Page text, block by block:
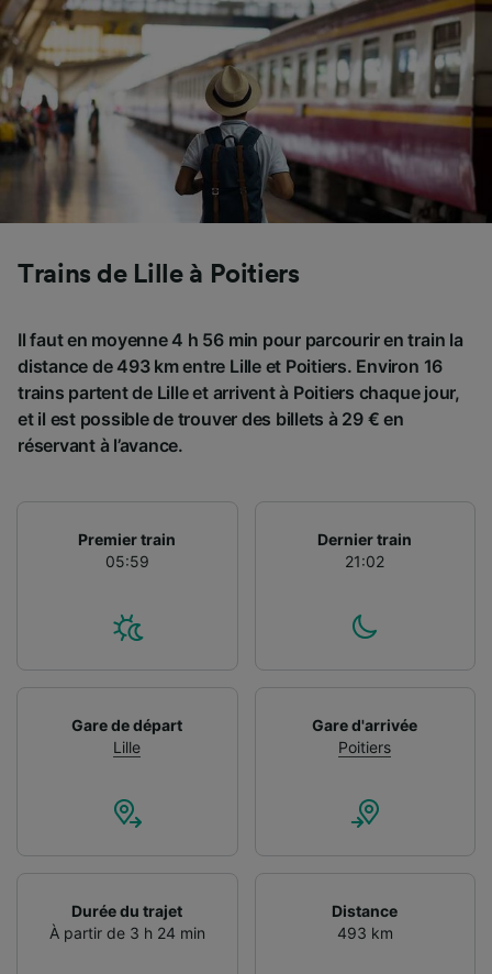
Trains de Lille à Poitiers
Il faut en moyenne 4 h 56 min pour parcourir en train la
distance de 493 km entre Lille et Poitiers. Environ 16
trains partent de Lille et arrivent à Poitiers chaque jour,
et il est possible de trouver des billets à 29 € en
réservant à l’avance.
Premier train
05:59
Dernier train
21:02
Gare de départ
Lille
Gare d'arrivée
Poitiers
Durée du trajet
À partir de 3 h 24 min
Distance
493 km